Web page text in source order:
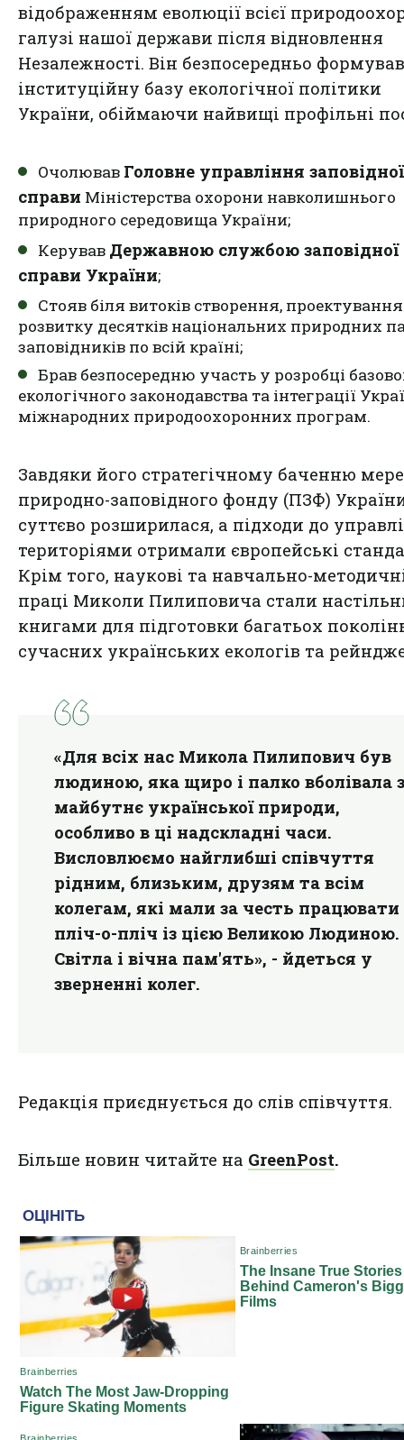
відображенням еволюції всієї
галузі нашої держави після відновлення
Незалежності. Він безпосередньо формував
інституційну базу екологічної політики
України, обіймаючи найвищі профільні
Очолював Головне управління заповідної
справи Міністерства охорони навколишнього
природного середовища України;
Керував Державною службою заповідної
справи України;
Стояв біля витоків створення,
розвитку десятків національних природних
заповідників по всій країні;
Брав безпосередню участь у розробці
екологічного законодавства та інтеграції
міжнародних природоохоронних програм.
Завдяки його стратегічному баченню
природно-заповідного фонду (ПЗФ)
суттєво розширилася, а підходи до
територіями отримали європейські
Крім того, наукові та навчально-
праці Миколи Пилиповича стали
книгами для підготовки багатьох
сучасних українських екологів та
«Для всіх нас Микола Пилипович був
людиною, яка щиро і палко вболівала
майбутнє української природи,
особливо в ці надскладні часи.
Висловлюємо найглибші співчуття
рідним, близьким, друзям та всім
колегам, які мали за честь працювати
пліч-о-пліч із цією Великою Людиною.
Світла і вічна пам'ять», - йдеться у
зверненні колег.
Редакція приєднується до слів співчуття.
Більше новин читайте на GreenPost.